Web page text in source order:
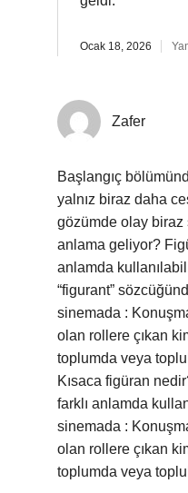
Ocak 18, 2026
Zafer
Başlangıç
yalnız biraz daha
gözümde olay
anlama geliyor?
anlamda
“figurant”
sinemada :
olan rollere çıkan
toplumda veya
Kısaca figüran
farklı anlamda
sinemada :
olan rollere çıkan
toplumda veya